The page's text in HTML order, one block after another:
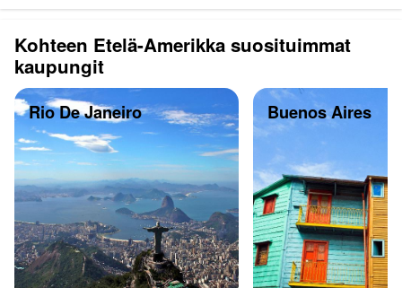
Kohteen Etelä-Amerikka suosituimmat
kaupungit
Rio De Janeiro Buenos Aires